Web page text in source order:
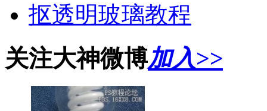
抠透明玻璃教程
关注大神微博加入>>